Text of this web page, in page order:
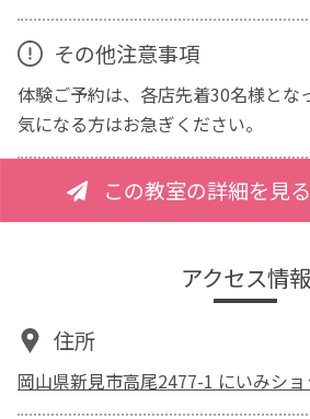
その他注意事項
体験ご予約は、各店先着30名様とな
気になる方はお急ぎください。
この教室の詳細を見る
アクセス情報
住所
岡山県新見市高尾2477-1 にいみシ